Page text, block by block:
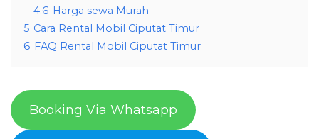
4.6 Harga sewa Murah
5 Cara Rental Mobil Ciputat Timur
6 FAQ Rental Mobil Ciputat Timur
Booking Via Whatsapp